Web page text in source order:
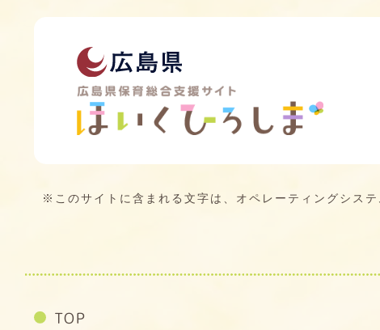
※このサイトに含まれる文字は、オペレーティングシス
TOP